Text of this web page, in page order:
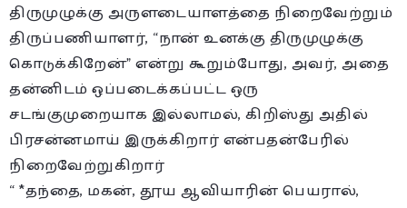
திருமுழுக்கு அருளடையாளத்தை நிறைவேற்றும்
திருப்பணியாளர், “நான் உனக்கு திருமுழுக்கு
கொடுக்கிறேன்” என்று கூறும்போது, அவர், அதை
தன்னிடம் ஒப்படைக்கப்பட்ட ஒரு
சடங்குமுறையாக இல்லாமல், கிறிஸ்து அதில்
பிரசன்னமாய் இருக்கிறார் என்பதன்பேரில்
நிறைவேற்றுகிறார்
“ *தந்தை, மகன், தூய ஆவியாரின் பெயரால்,